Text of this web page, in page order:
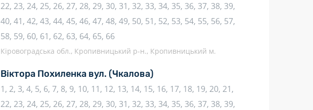
22, 23, 24, 25, 26, 27, 28, 29, 30, 31, 32, 33, 34, 35, 36, 37, 38, 39,
40, 41, 42, 43, 44, 45, 46, 47, 48, 49, 50, 51, 52, 53, 54, 55, 56, 57,
58, 59, 60, 61, 62, 63, 64, 65, 66
Кіровоградська обл., Кропивницький р-н., Кропивницький м.
Віктора Похиленка вул. (Чкалова)
1, 2, 3, 4, 5, 6, 7, 8, 9, 10, 11, 12, 13, 14, 15, 16, 17, 18, 19, 20, 21,
22, 23, 24, 25, 26, 27, 28, 29, 30, 31, 32, 33, 34, 35, 36, 37, 38, 39,